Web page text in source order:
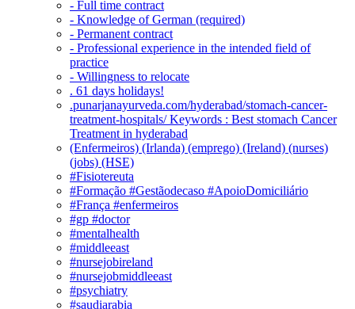
- Full time contract
- Knowledge of German (required)
- Permanent contract
- Professional experience in the intended field of
practice
- Willingness to relocate
. 61 days holidays!
.punarjanayurveda.com/hyderabad/stomach-cancer-
treatment-hospitals/ Keywords : Best stomach Cancer
Treatment in hyderabad
(Enfermeiros) (Irlanda) (emprego) (Ireland) (nurses)
(jobs) (HSE)
#Fisiotereuta
#Formação #Gestãodecaso #ApoioDomiciliário
#França #enfermeiros
#gp #doctor
#mentalhealth
#middleeast
#nursejobireland
#nursejobmiddleeast
#psychiatry
#saudiarabia